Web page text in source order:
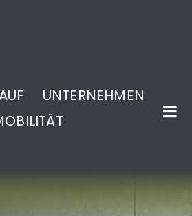
UNTERNEHMEN
.